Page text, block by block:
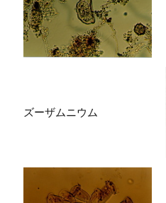
ズーザムニウム